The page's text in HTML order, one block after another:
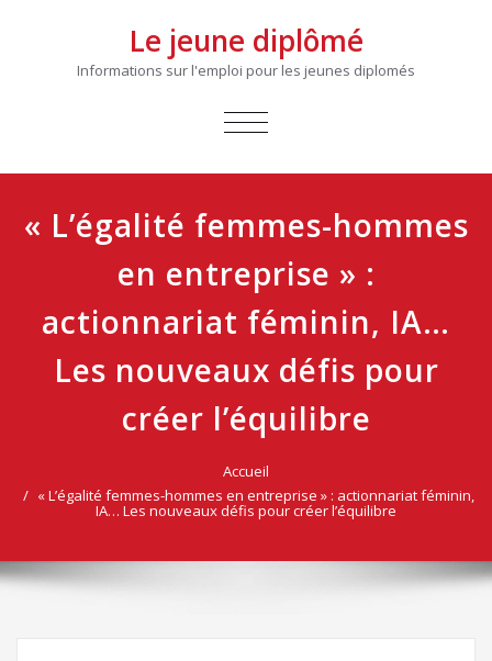
Le jeune diplômé
Informations sur l'emploi pour les jeunes diplomés
AFFICHER/MASQUER
« L’égalité femmes-hommes
en entreprise » :
actionnariat féminin, IA…
Les nouveaux défis pour
créer l’équilibre
Accueil
« L’égalité femmes-hommes en entreprise » : actionnariat féminin,
IA… Les nouveaux défis pour créer l’équilibre